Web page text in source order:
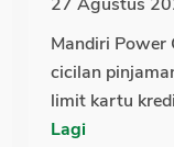
Mandiri Power
cicilan
limit kartu
Lagi